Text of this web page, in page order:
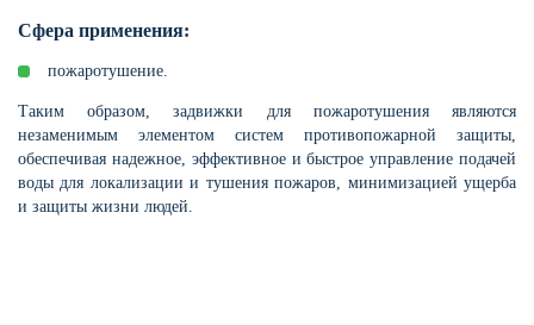
Сфера применения:
пожаротушение.
Таким образом, задвижки для пожаротушения являются
незаменимым элементом систем противопожарной защиты,
обеспечивая надежное, эффективное и быстрое управление подачей
воды для локализации и тушения пожаров, минимизацией ущерба
и защиты жизни людей.